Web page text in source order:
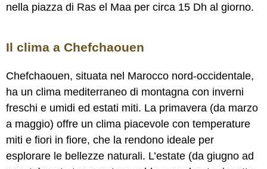
nella piazza di Ras el Maa per circa 15 Dh al giorno.
Il clima a Chefchaouen
Chefchaouen, situata nel Marocco nord-occidentale,
ha un clima mediterraneo di montagna con inverni
freschi e umidi ed estati miti. La primavera (da marzo
a maggio) offre un clima piacevole con temperature
miti e fiori in fiore, che la rendono ideale per
esplorare le bellezze naturali. L’estate (da giugno ad